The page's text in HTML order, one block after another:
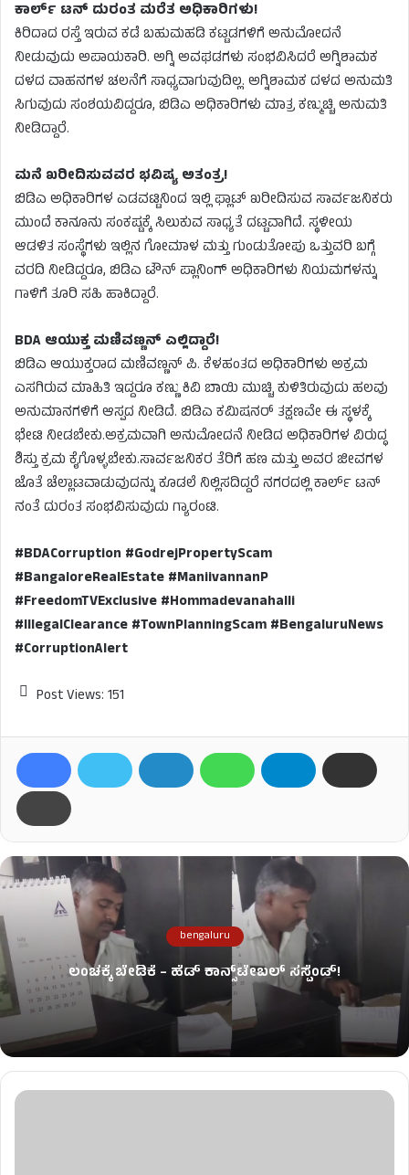
ಕಾರ್ಲ್ ಟನ್ ದುರಂತ ಮರೆತ ಅಧಿಕಾರಿಗಳು!
ಕಿರಿದಾದ ರಸ್ತೆ ಇರುವ ಕಡೆ ಬಹುಮಹಡಿ ಕಟ್ಟಡಗಳಿಗೆ ಅನುಮೋದನೆ
ನೀಡುವುದು ಅಪಾಯಕಾರಿ. ಅಗ್ನಿ ಅವಘಡಗಳು ಸಂಭವಿಸಿದರೆ ಅಗ್ನಿಶಾಮಕ
ದಳದ ವಾಹನಗಳ ಚಲನೆಗೆ ಸಾಧ್ಯವಾಗುವುದಿಲ್ಲ. ಅಗ್ನಿಶಾಮಕ ದಳದ ಅನುಮತಿ
ಸಿಗುವುದು ಸಂಶಯವಿದ್ದರೂ, ಬಿಡಿಎ ಅಧಿಕಾರಿಗಳು ಮಾತ್ರ ಕಣ್ಮುಚ್ಚಿ ಅನುಮತಿ
ನೀಡಿದ್ದಾರೆ.
ಮನೆ ಖರೀದಿಸುವವರ ಭವಿಷ್ಯ ಅತಂತ್ರ!
ಬಿಡಿಎ ಅಧಿಕಾರಿಗಳ ಎಡವಟ್ಟಿನಿಂದ ಇಲ್ಲಿ ಫ್ಲಾಟ್ ಖರೀದಿಸುವ ಸಾರ್ವಜನಿಕರು
ಮುಂದೆ ಕಾನೂನು ಸಂಕಷ್ಟಕ್ಕೆ ಸಿಲುಕುವ ಸಾಧ್ಯತೆ ದಟ್ಟವಾಗಿದೆ. ಸ್ಥಳೀಯ
ಆಡಳಿತ ಸಂಸ್ಥೆಗಳು ಇಲ್ಲಿನ ಗೋಮಾಳ ಮತ್ತು ಗುಂಡುತೋಪು ಒತ್ತುವರಿ ಬಗ್ಗೆ
ವರದಿ ನೀಡಿದ್ದರೂ, ಬಿಡಿಎ ಟೌನ್ ಪ್ಲಾನಿಂಗ್ ಅಧಿಕಾರಿಗಳು ನಿಯಮಗಳನ್ನು
ಗಾಳಿಗೆ ತೂರಿ ಸಹಿ ಹಾಕಿದ್ದಾರೆ.
BDA ಆಯುಕ್ತ ಮಣಿವಣ್ಣನ್ ಎಲ್ಲಿದ್ದಾರೆ!
ಬಿಡಿಎ ಆಯುಕ್ತರಾದ ಮಣಿವಣ್ಣನ್ ಪಿ. ಕೆಳಹಂತದ ಅಧಿಕಾರಿಗಳು ಅಕ್ರಮ
ಎಸಗಿರುವ ಮಾಹಿತಿ ಇದ್ದರೂ ಕಣ್ಣು ಕಿವಿ ಬಾಯಿ ಮುಚ್ಚಿ ಕುಳಿತಿರುವುದು ಹಲವು
ಅನುಮಾನಗಳಿಗೆ ಆಸ್ಪದ ನೀಡಿದೆ. ಬಿಡಿಎ ಕಮಿಷನರ್ ತಕ್ಷಣವೇ ಈ ಸ್ಥಳಕ್ಕೆ
ಭೇಟಿ ನೀಡಬೇಕು.ಅಕ್ರಮವಾಗಿ ಅನುಮೋದನೆ ನೀಡಿದ ಅಧಿಕಾರಿಗಳ ವಿರುದ್ಧ
ಶಿಸ್ತು ಕ್ರಮ ಕೈಗೊಳ್ಳಬೇಕು.ಸಾರ್ವಜನಿಕರ ತೆರಿಗೆ ಹಣ ಮತ್ತು ಅವರ ಜೀವಗಳ
ಜೊತೆ ಚೆಲ್ಲಾಟವಾಡುವುದನ್ನು ಕೂಡಲೆ ನಿಲ್ಲಿಸದಿದ್ದರೆ ನಗರದಲ್ಲಿ ಕಾರ್ಲ್ ಟನ್
ನಂತೆ ದುರಂತ ಸಂಭವಿಸುವುದು ಗ್ಯಾರಂಟಿ.
#BDACorruption #GodrejPropertyScam
#BangaloreRealEstate #ManiivannanP
#FreedomTVExclusive #Hommadevanahalli
#IllegalClearance #TownPlanningScam #BengaluruNews
#CorruptionAlert
Post Views: 151
bengaluru
ಲಂಚಕ್ಕೆ ಬೇಡಿಕೆ – ಹೆಡ್​ ಕಾನ್ಸ್​​​ಟೇಬಲ್ ಸಸ್ಪೆಂಡ್‌!